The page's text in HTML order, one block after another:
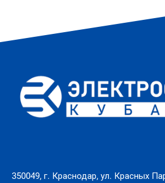
350049, г. Краснодар, ул. Красных